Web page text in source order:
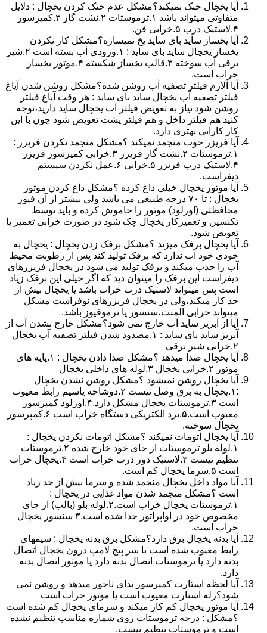
آیا یخچال خنک نمیکند؟مشکل عدم خنک کردن یخچال : دلایل
متفاوتی میتواند باشد ۱.ترموستات ۲.نشت گاز ۳.کمپرسور
۴.لاستیک درب ۵.خرابی فن.
آیا یخساز ساید بای ساید یخ نمیسازه؟مشکل کار نکردن
یخساز یخچال ساید بای ساید : ۱.ورودی آب بسته است ۲.شیر
برقی آب سوخته ۳.قالب یخساز شکسته ۴.موتور یخساز
خراب است.
آیا آلارم فیلتر تصفیه آب روشن شده؟مشکل روشن شدن آیاغ
فیلتر تصفیه آب یخچال ساید بای ساید : هر وقت آیاغ فیلتر
روشن شود نیاز به تعویض فیلتر آب یخچال ساید دارید،توجه
کنید هم فیلتر داخل و هم فیلتر پشت تعویض شود چون با این
کار کارایی بهتری دارد.
آیا فریزر خوب منجمد نمیکند ؟مشکل منجمد نکردن فریزر :
۱.ترموستات ۲.نشت گاز فریزر ۳.خرابی کمپرسور فریزر
۴.لاستیک درب فریزر ۵.خرابی ۶.عمل نکردن سیستم
دیفراست.
آیا موتور یخچال خیلی داغ کرده ؟مشکل داغ کردن موتور
یخچال : تا ۷۰ درجه طبیعی می باشد ولی بیشتر از آن فیوز
محافظتی (اورلود) موتور را خاموش کرده و باید توسط
تکنسین و تعمیرکار یخچال چک شود در صورت خرابی تعمیر یا
تعویض شود.
آیا یخچال برفک میزند ؟مشکل برفک زدن یخچال : یخچال به
خودی خود آب ندارد که برفک تولید کند پس از رطوبت محیط
آب را جذب میکند و برفک تولید می شود در یخچال فریزرهای
دیفراست این برفک را میتوان دید که اگر خیلی این برفک زیاد
است پس میتواند لاستیک درب خراب باشد یا یخچال بیش از
حد کار میکند،ولی در یخچال فریزرهای نوفراست مشکل
میتواند خرابی المنت،سنسور یا ترموفیوز باشد.
آیا از آبریز ساید آب خارج نمی شود؟مشکل خارج نشدن آب از
آبریز ساید بای ساید : ۱.مصدود شدن فیلتر تصفیه آب یخچال
۲.خرابی شیر برقی
آیا یخچال صدا میدهد ؟مشکل صدا دادن یخچال : ۱.پایه های
موتور ۲.خرابی یخچال ۳.لوله های داخلی یخچال
آیا یخچال روشن نمیشود ؟مشکل روشن نشدن یخچال
:۱.یخچال به برق وصل نیست ۲.دوشاخه یاسیم رابط معیوب
است ۳.ترموستات یخچال مشکل دارد.۴.اورلود کمپرسور
معیوب است.۵.برد الکتریکی دستگاه خراب است ۶.کمپرسور
یخچال سوخته.
آیا یخچال اتومات نمیکند ؟مشکل اتومات نکردن یخچال :
۱.لوله بلو ترموستات از جای خود خارج شده ۲.ترموستات
تنظیم نیست ۳.لاستیک دور درب خراب است ۴.یخچال خراب
است ۵.سرما یخچال کم است.
آیا مواد داخل یخچال منجمد شده و سرما بیش از حد زیاد
است ؟مشکل منجمد شدن مواد غذایی در یخچال :
۱.ترموستات یخچال خراب است.۲.لوله بلو (بالب) از جای
مخصوص خود در اواپراتور جدا شده است.۳ سنسور یخچال
خراب است.
آیا بدنه یخچال برق دارد؟مشکل برق بدنه یخچال : سیمهای
رابط معیوب شده است یا سر پیچ لامپ درون یخچال اتصال
بدنه دارد یا ترموستات اتصال بدنه دارد یا موتور اتصال بدنه
دارد.
آیا لحظه استارت کمپرسور یدای ناجور میدهد و روشن نمی
شود؟رله استارت معیوب است یا موتور خراب است
آیا موتور یخچال کم کار میکند و سرمای یخچال کم شده است
؟مشکل : درجه ترموستات روی شماره مناسب تنظیم نشده
است و ترموستات تنظیم نیست.